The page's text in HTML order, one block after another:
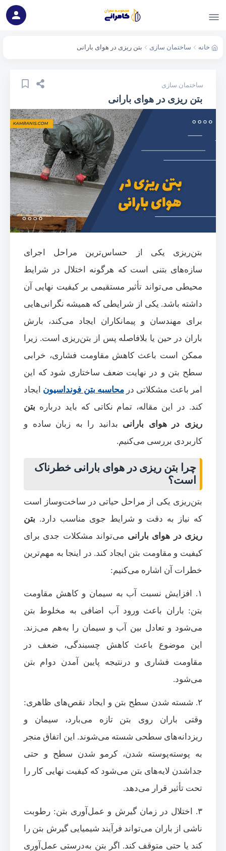
خانه ساختمان سازی بتن ریزی در هوای بارانی
ساختمان سازی
بتن ریزی در هوای بارانی
بتن‌ریزی یکی از حساس‌ترین مراحل اجرای
سازه‌های بتنی است که هرگونه اختلال در شرایط
محیطی می‌تواند تأثیر مستقیمی بر کیفیت نهایی آن
داشته باشد. یکی از شرایطی که همیشه نگرانی‌هایی
برای مهندسان و پیمانکاران ایجاد می‌کند، بارش
باران در حین یا بلافاصله پس از بتن‌ریزی است. زیرا
ممکن است باعث کاهش مقاومت فشاری، خرابی
سطح بتن و در نهایت ضعف ساختاری شود که این
امر باعث مشکلاتی درمحاسبه بتن فونداسیون ایجاد
کند. در این مقاله، تمام نکاتی که باید درباره بتن
ریزی در هوای بارانی بدانید را به زبان ساده و
کاربردی بررسی می‌کنیم.
چرا بتن ریزی در هوای بارانی خطرناک
است؟
بتن‌ریزی یکی از مراحل حیاتی در ساخت‌وساز است
که نیاز به دقت و شرایط جوی مناسب دارد. بتن
ریزی در هوای بارانی می‌تواند مشکلات جدی برای
کیفیت و مقاومت بتن ایجاد کند. در اینجا به مهم‌ترین
خطرات آن اشاره می‌کنیم:
۱. افزایش نسبت آب به سیمان و کاهش مقاومت
بتن: باران باعث ورود آب اضافی به مخلوط بتن
می‌شود و تعادل بین آب و سیمان را به‌هم می‌زند.
این موضوع باعث کاهش چسبندگی، ضعف در
مقاومت فشاری و درنتیجه پایین آمدن دوام بتن
می‌شود.
۲. شسته شدن سطح بتن و ایجاد نقص‌های ظاهری:
وقتی باران روی بتن تازه می‌بارد، سیمان و
ریزدانه‌های سطحی شسته می‌شوند. این اتفاق منجر
به پوسته‌پوسته شدن، کرمو شدن سطح و حتی
جداشدن لایه‌های بتن می‌شود که کیفیت نهایی کار را
تحت تأثیر قرار می‌دهد.
۳. اختلال در زمان گیرش و عمل‌آوری بتن: رطوبت
ناشی از باران می‌تواند فرآیند شیمیایی گیرش بتن را
کند یا حتی متوقف کند. اگر بتن به‌درستی عمل‌آوری